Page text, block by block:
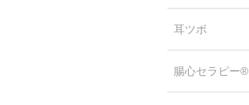
耳ツボ
腸心セラピー®